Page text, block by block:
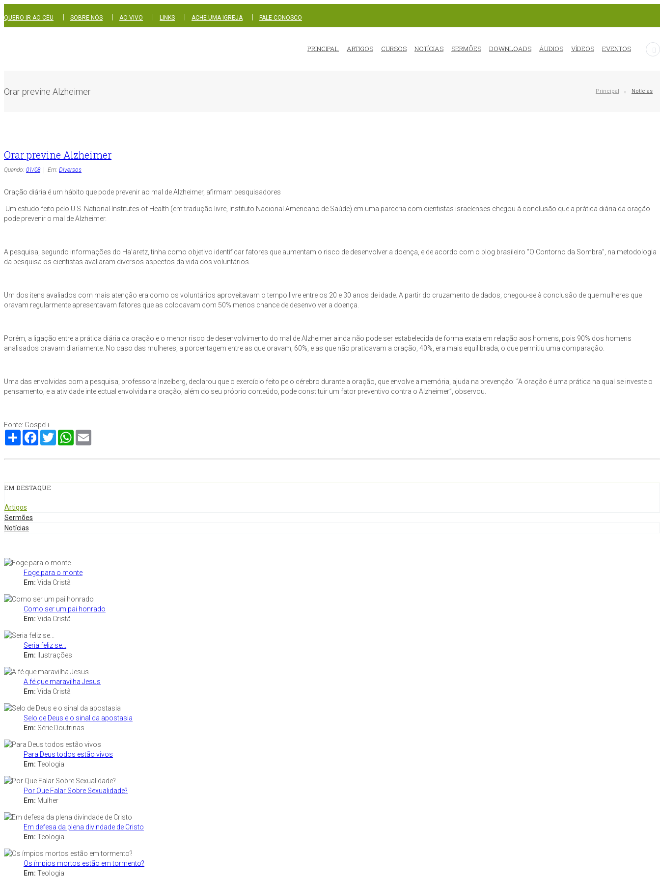
QUERO IR AO CÉU SOBRE NÓS AO VIVO LINKS ACHE UMA IGREJA FALE CONOSCO
PRINCIPAL ARTIGOS CURSOS NOTÍCIAS SERMÕES DOWNLOADS ÁUDIOS VÍDEOS EVENTOS
Orar previne Alzheimer Principal Notícias
Orar previne Alzheimer
Quando: 01/08 Em: Diversos
Oração diária é um hábito que pode prevenir ao mal de Alzheimer, afirmam pesquisadores
Um estudo feito pelo U.S. National Institutes of Health (em tradução livre, Instituto Nacional Americano de Saúde) em uma parceria com cientistas israelenses chegou à conclusão que a prática diária da oração
pode prevenir o mal de Alzheimer.
A pesquisa, segundo informações do Ha’aretz, tinha como objetivo identificar fatores que aumentam o risco de desenvolver a doença, e de acordo com o blog brasileiro “O Contorno da Sombra”, na metodologia
da pesquisa os cientistas avaliaram diversos aspectos da vida dos voluntários.
Um dos itens avaliados com mais atenção era como os voluntários aproveitavam o tempo livre entre os 20 e 30 anos de idade. A partir do cruzamento de dados, chegou-se à conclusão de que mulheres que
oravam regularmente apresentavam fatores que as colocavam com 50% menos chance de desenvolver a doença.
Porém, a ligação entre a prática diária da oração e o menor risco de desenvolvimento do mal de Alzheimer ainda não pode ser estabelecida de forma exata em relação aos homens, pois 90% dos homens
analisados oravam diariamente. No caso das mulheres, a porcentagem entre as que oravam, 60%, e as que não praticavam a oração, 40%, era mais equilibrada, o que permitiu uma comparação.
Uma das envolvidas com a pesquisa, professora Inzelberg, declarou que o exercício feito pelo cérebro durante a oração, que envolve a memória, ajuda na prevenção: “A oração é uma prática na qual se investe o
pensamento, e a atividade intelectual envolvida na oração, além do seu próprio conteúdo, pode constituir um fator preventivo contra o Alzheimer”, observou.
Fonte: Gospel+
Compartilhe
Facebook
TwitterWhatsApp
EM DESTAQUE
Artigos
Sermões
Notícias
Foge para o monte
Em: Vida Cristã
Como ser um pai honrado
Em: Vida Cristã
Seria feliz se...
Em: Ilustrações
A fé que maravilha Jesus
Em: Vida Cristã
Selo de Deus e o sinal da apostasia
Em: Série Doutrinas
Para Deus todos estão vivos
Em: Teologia
Por Que Falar Sobre Sexualidade?
Em: Mulher
Em defesa da plena divindade de Cristo
Em: Teologia
Os ímpios mortos estão em tormento?
Em: Teologia